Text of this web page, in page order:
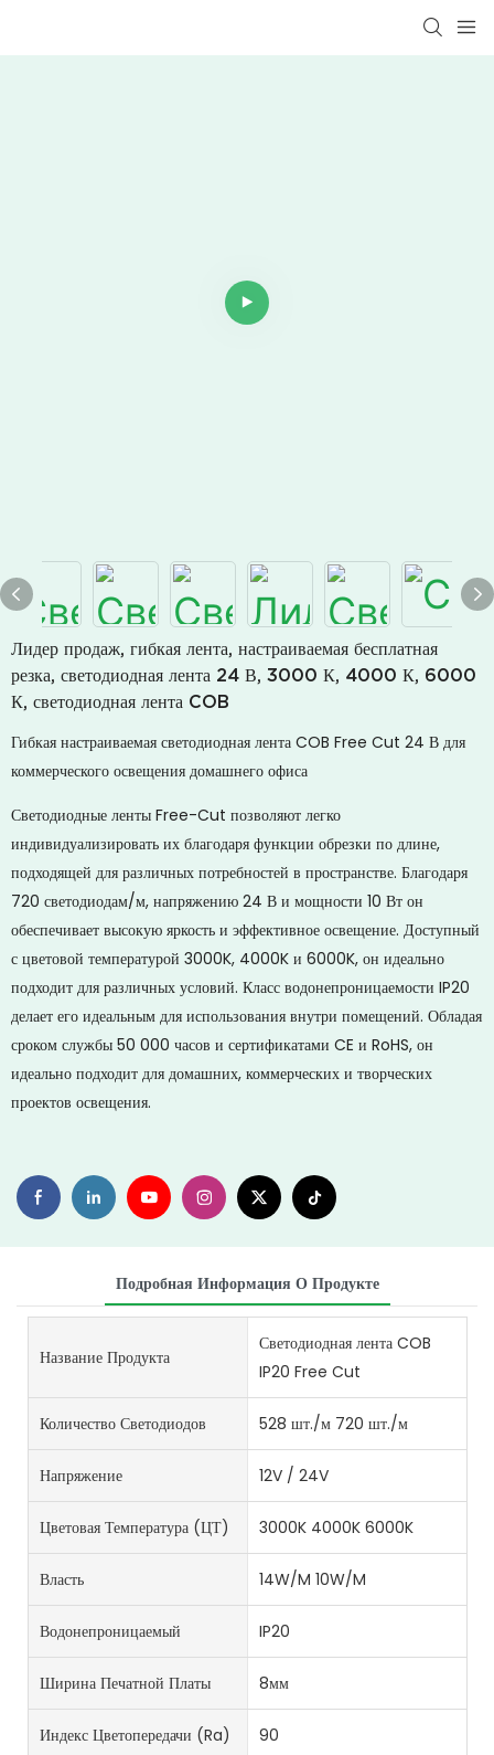
Лидер продаж, гибкая лента, настраиваемая бесплатная
резка, светодиодная лента 24 В, 3000 К, 4000 К, 6000
К, светодиодная лента COB
Гибкая настраиваемая светодиодная лента COB Free Cut 24 В для
коммерческого освещения домашнего офиса
Светодиодные ленты Free-Cut позволяют легко
индивидуализировать их благодаря функции обрезки по длине,
подходящей для различных потребностей в пространстве. Благодаря
720 светодиодам/м, напряжению 24 В и мощности 10 Вт он
обеспечивает высокую яркость и эффективное освещение. Доступный
с цветовой температурой 3000K, 4000K и 6000K, он идеально
подходит для различных условий. Класс водонепроницаемости IP20
делает его идеальным для использования внутри помещений. Обладая
сроком службы 50 000 часов и сертификатами CE и RoHS, он
идеально подходит для домашних, коммерческих и творческих
проектов освещения.
Подробная Информация О Продукте
Название Продукта
Светодиодная лента COB
IP20 Free Cut
Количество Светодиодов 528 шт./м 720 шт./м
Напряжение 12V / 24V
Цветовая Температура (ЦТ) 3000K 4000K 6000K
Власть 14W/M 10W/M
Водонепроницаемый IP20
Ширина Печатной Платы 8мм
Индекс Цветопередачи (Ra) 90